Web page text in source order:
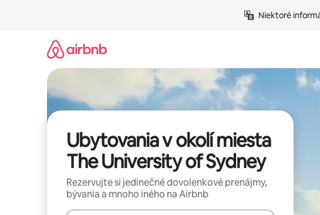
Niektoré
Ubytovania v okolí miesta
The University of Sydney
Rezervujte si jedinečné dovolenkové prenájmy,
bývania a mnoho iného na Airbnb